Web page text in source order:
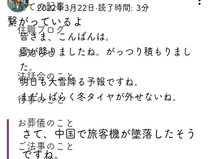
全ての記事
住職ブログ
お知らせ
法話会のこと
行事のこと
お葬儀のこと
ご法事のこと
繋がっているよ
2022年3月22日 読了時間: 3分
皆さま、こんばんは。
雪が降りましたね。がっつり積もりまし
た。
明日も大雪降る予報ですね。
まだしばらく冬タイヤが外せないね。
さて、中国で旅客機が墜落したそう
ですね。